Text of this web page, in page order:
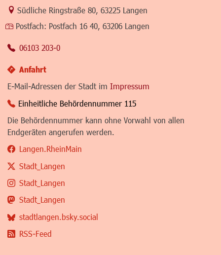
Link zur Google-Maps Navigation
Südliche Ringstraße 80 63225 Langen
Postfach: Postfach 16 40, 63206 Langen
06103 203-0
Anfahrt
E-Mail-Adressen der Stadt im Impressum
Einheitliche Behördennummer 115
Die Behördennummer kann ohne Vorwahl von allen
Endgeräten angerufen werden.
Langen.RheinMain
Stadt_Langen
Stadt_Langen
Stadt_Langen
stadtlangen.bsky.social
RSS-Feed